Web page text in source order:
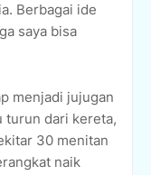
Berbagai ide
saya bisa
menjadi jujugan
turun dari kereta,
30 menitan
naik